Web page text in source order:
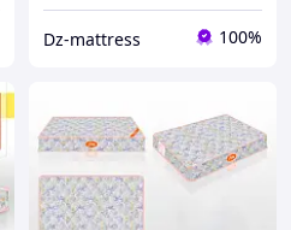
Dz-mattress 100%